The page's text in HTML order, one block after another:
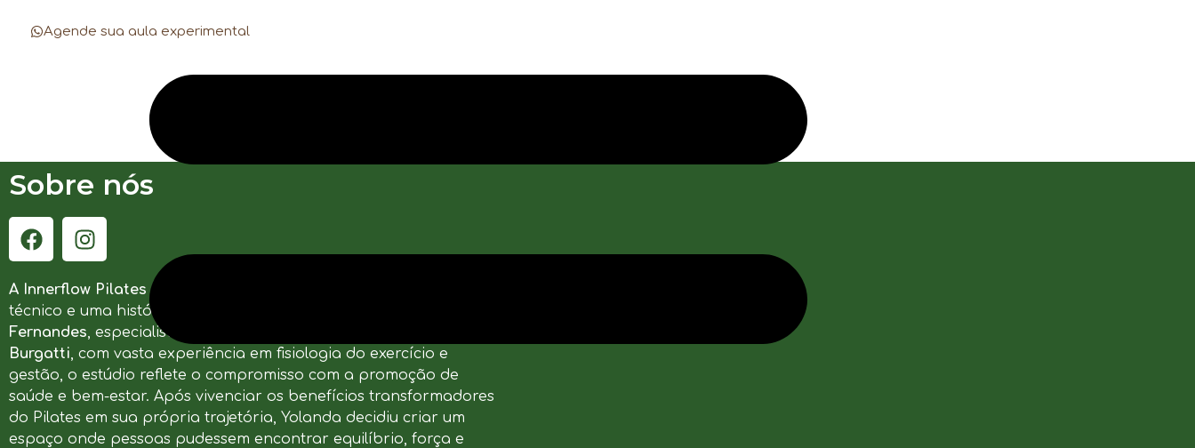
Agende sua aula experimental
Sobre nós
A Innerflow Pilates Studio
técnico e uma história de superação. Fundado por
Fernandes, especialista em Pilates e reabilitação, e
Burgatti, com vasta experiência em fisiologia do exercício e
gestão, o estúdio reflete o compromisso com a promoção de
saúde e bem-estar. Após vivenciar os benefícios transformadores
do Pilates em sua própria trajetória, Yolanda decidiu criar um
espaço onde pessoas pudessem encontrar equilíbrio, força e